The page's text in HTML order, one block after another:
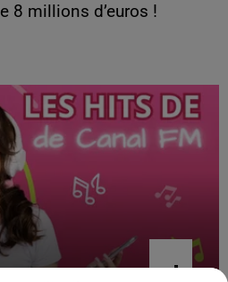
8 millions d’euros !